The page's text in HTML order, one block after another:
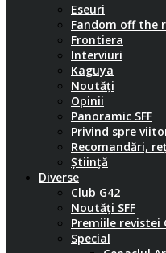
Eseuri
Fandom off the
Frontiera
Interviuri
Kaguya
Noutăți
Opinii
Panoramic SFF
Privind spre
Recomandări,
Știință
Diverse
Club G42
Noutăți SFF
Premiile revistei
Special